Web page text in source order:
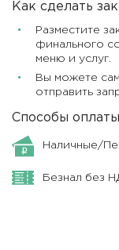
Как сделать
Разместите
финального
меню и услуг.
Вы можете
отправить
Способы оплаты
Наличные/
Безнал без